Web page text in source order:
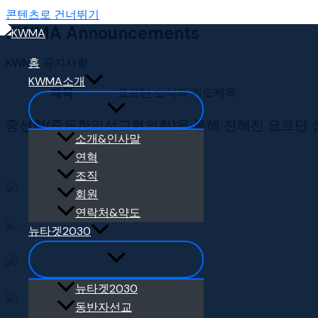
콘텐츠로 건너뛰기
홈
KWMA소개
소개&인사말
연혁
조직
회원
연락처&약도
뉴타겟2030
뉴타겟2030
동반자선교
KWMA Announcements
KWMA 공지사항
제목
요르단 소식과 기도제목
중선협(중동한인선교협의회)을 통해 전해진 요르단